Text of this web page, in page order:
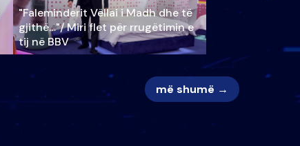
"Faleminderit Vëllai i Madh dhe të
gjithë…"/ Miri flet për rrugëtimin e
tij në BBV
më shumë →